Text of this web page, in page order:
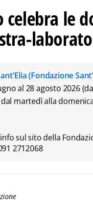
celebra le
(Fondazione
al 28 agosto 2026
martedì alla
sul sito della
2712068